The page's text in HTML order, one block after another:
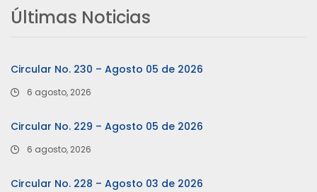
Últimas Noticias
Circular No. 230 – Agosto 05 de 2026
6 agosto, 2026
Circular No. 229 – Agosto 05 de 2026
6 agosto, 2026
Circular No. 228 – Agosto 03 de 2026